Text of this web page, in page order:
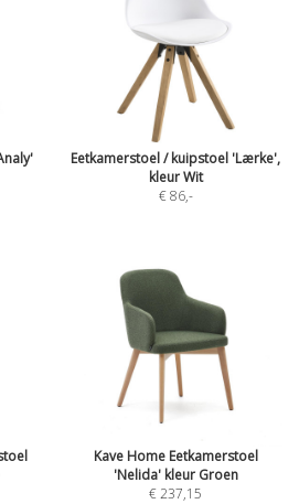
Eetkamerstoel / kuipstoel 'Lærke',
kleur Wit
€ 86,-
Kave Home Eetkamerstoel
'Nelida' kleur Groen
€ 237,15